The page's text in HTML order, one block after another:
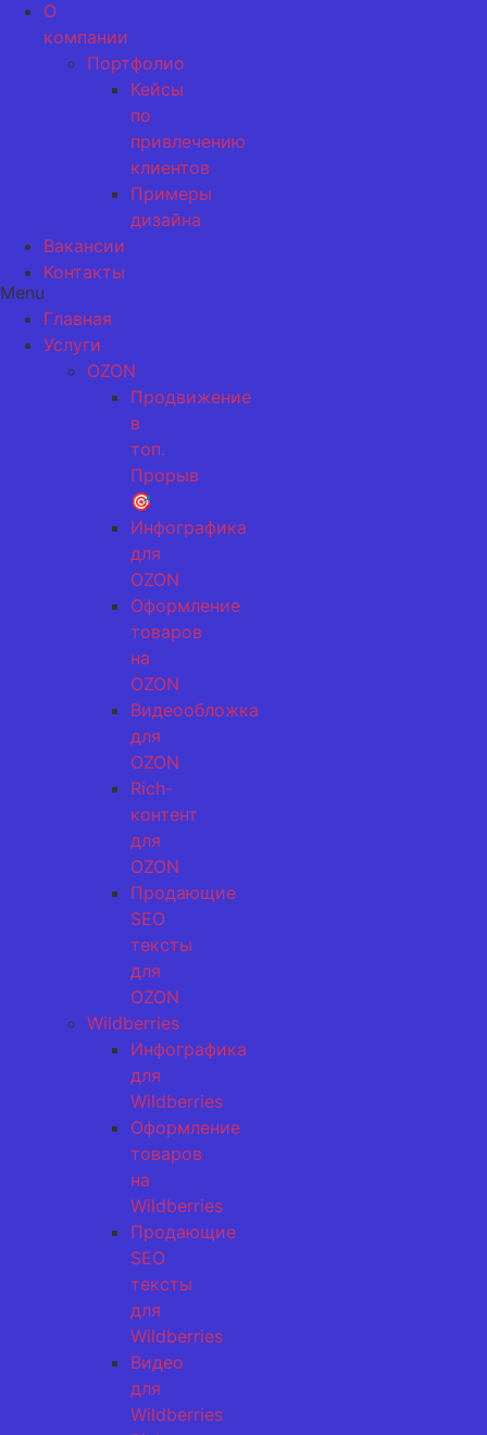
О
компании
Портфолио
Кейсы
по
привлечению
клиентов
Примеры
дизайна
Вакансии
Контакты
Menu
Главная
Услуги
OZON
Продвижение
в
топ.
Прорыв
🎯
Инфографика
для
OZON
Оформление
товаров
на
OZON
Видеообложка
для
OZON
Rich-
контент
для
OZON
Продающие
SEO
тексты
для
OZON
Wildberries
Инфографика
для
Wildberries
Оформление
товаров
на
Wildberries
Продающие
SEO
тексты
для
Wildberries
Видео
для
Wildberries